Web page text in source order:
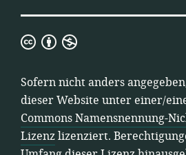
Creative
Namensnennung-
Nicht-
kommerziell
3.0
Lizenz
Sofern nicht anders
dieser Website unter einer/
Commons Namensnennung-
Lizenzlizenziert.